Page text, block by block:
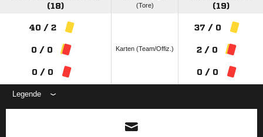
(18)
(Tore)
(19)
40 / 2
0 / 0
0 / 0
Karten (Team/Offiz.)
37 / 0
2 / 0
0 / 0
Legende
ANZEIGE